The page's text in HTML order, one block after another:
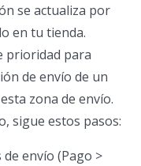
se actualiza por
en tu tienda.
prioridad para
de envío de un
zona de envío.
sigue estos pasos:
envío (Pago >